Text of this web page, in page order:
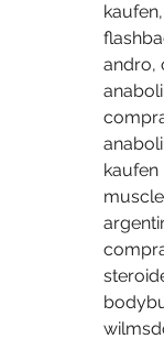
andro,
kaufen